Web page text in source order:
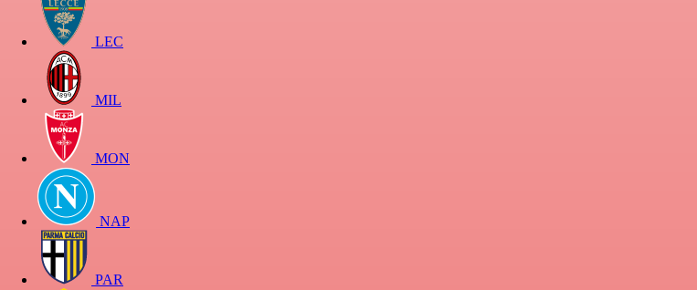
LEC
MIL
MON
NAP
PAR